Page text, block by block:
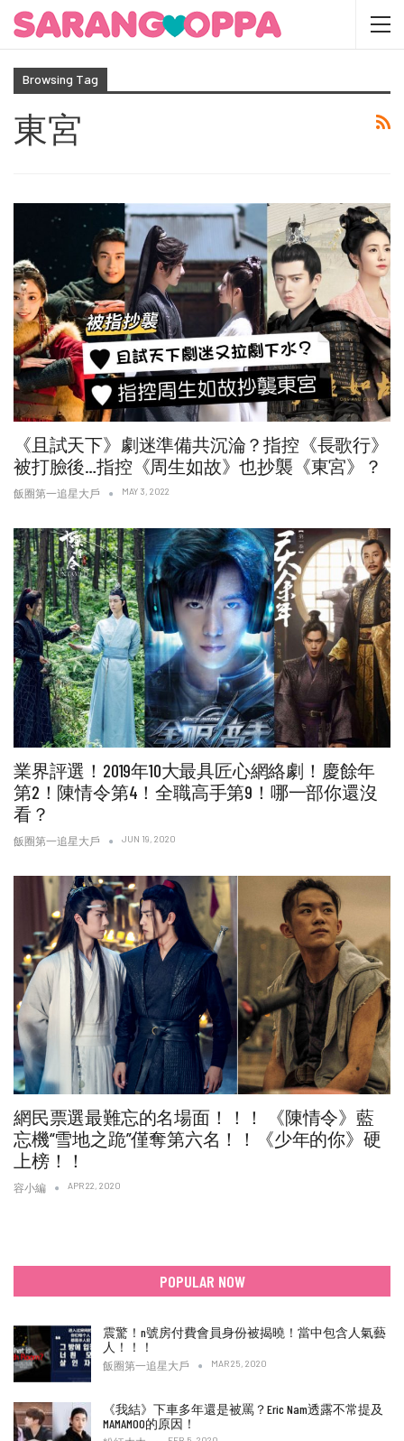
Browsing Tag
東宮
《且試天下》劇迷準備共沉淪？指控《長歌行》
被打臉後…指控《周生如故》也抄襲《東宮》？
飯圈第一追星大戶 MAY 3, 2022
業界評選！2019年10大最具匠心網絡劇！慶餘年
第2！陳情令第4！全職高手第9！哪一部你還沒
看？
飯圈第一追星大戶 JUN 19, 2020
網民票選最難忘的名場面！！！ 《陳情令》藍
忘機“雪地之跪”僅奪第六名！！《少年的你》硬
上榜！！
容小編 APR 22, 2020
POPULAR NOW
震驚！n號房付費會員身份被揭曉！當中包含人氣藝
人！！！
飯圈第一追星大戶 MAR 25, 2020
《我結》下車多年還是被罵？Eric Nam透露不常提及
MAMAMOO的原因！